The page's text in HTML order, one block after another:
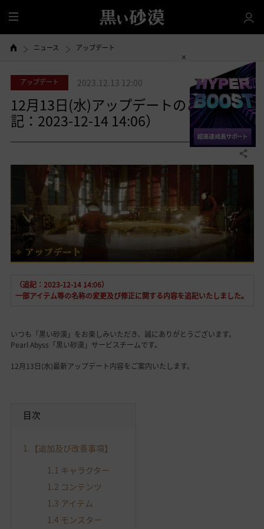
全
体
ニュース アップデート
アップデート 2023.12.13 12:00
12月13日(水)アップデートのご案内（追
記：2023-12-14 14:06）
共有する
（追記：2023-12-14 14:06）
一部アイテム等の名称の変更及び修正に関する内容を追記いたしました。
いつも「黒い砂漠」をお楽しみいただき、誠にありがとうございます。
Pearl Abyss「黒い砂漠」サービスチームです。
12月13日(水)最新アップデート内容をご案内いたします。
目次
1. 【追加及び改善事項】
1.1 キャラクター
1.2 コンテンツ
1.3 アイテム
1.4 モンスター